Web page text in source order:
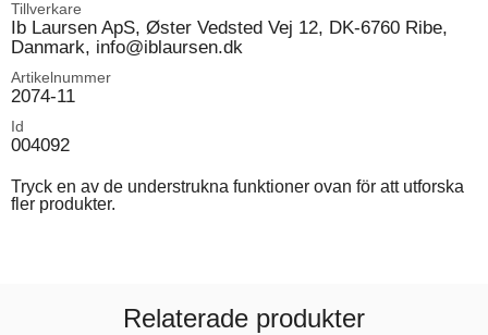
Tillverkare
Ib Laursen ApS, Øster Vedsted Vej 12, DK-6760 Ribe,
Danmark, info@iblaursen.dk
Artikelnummer
2074-11
Id
004092
Tryck en av de understrukna funktioner ovan för att utforska
fler produkter.
Relaterade produkter